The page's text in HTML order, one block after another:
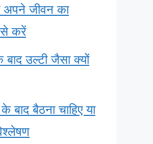
अपने जीवन का
करें
बाद उल्टी जैसा क्यों
बाद बैठना चाहिए या